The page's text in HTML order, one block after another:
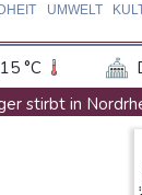
UMWELT
15 °C
18 °C
Bremen
stirbt in
legt im